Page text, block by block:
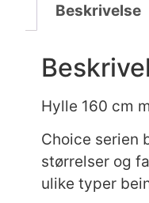
Beskrivelse
Hylle 160 cm
Choice serien
størrelser og
ulike typer